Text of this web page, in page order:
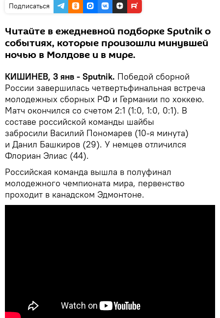
Подписаться
Читайте в ежедневной подборке Sputnik о
событиях, которые произошли минувшей
ночью в Молдове и в мире.
КИШИНЕВ, 3 янв - Sputnik. Победой сборной
России завершилась четвертьфинальная встреча
молодежных сборных РФ и Германии по хоккею.
Матч окончился со счетом 2:1 (1:0, 1:0, 0:1). В
составе российской команды шайбы
забросили Василий Пономарев (10-я минута)
и Данил Башкиров (29). У немцев отличился
Флориан Элиас (44).
Российская команда вышла в полуфинал
молодежного чемпионата мира, первенство
проходит в канадском Эдмонтоне.